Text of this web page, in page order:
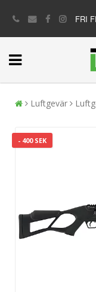
FRI
Luftgevär
- 400 SEK